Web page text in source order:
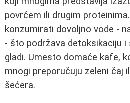
povrćem ili drugim
konzumirati dovoljno vode -
- što podržava detoksikaciju i
gladi. Umesto domaće kafe,
mnogi preporučuju zeleni čaj
šećera.